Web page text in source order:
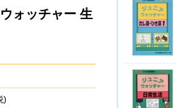
ォッチャー 生
)